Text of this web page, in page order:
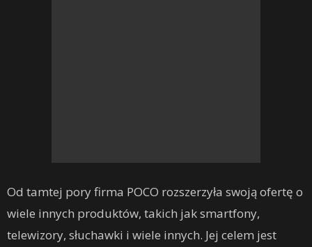
Od tamtej pory firma POCO rozszerzyła swoją ofertę o
wiele innych produktów, takich jak smartfony,
telewizory, słuchawki i wiele innych. Jej celem jest